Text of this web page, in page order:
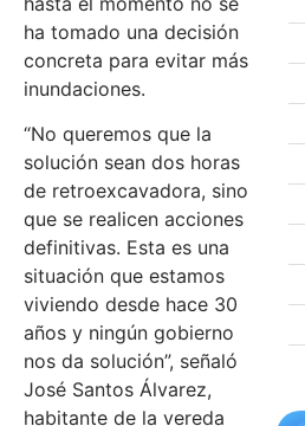
ha tomado una decisión
concreta para evitar más
inundaciones.
“No queremos que la
solución sean dos horas
de retroexcavadora, sino
que se realicen acciones
definitivas. Esta es una
situación que estamos
viviendo desde hace 30
años y ningún gobierno
nos da solución”, señaló
José Santos Álvarez,
habitante de la vereda